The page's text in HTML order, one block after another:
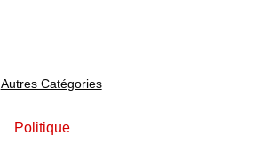
Autres Catégories
Politique